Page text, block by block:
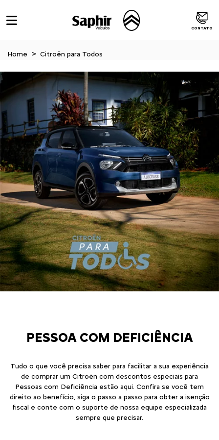
CONTATO
Home Citroën para Todos
PESSOA COM DEFICIÊNCIA
Tudo o que você precisa saber para facilitar a sua experiência
de comprar um Citroën com descontos especiais para
Pessoas com Deficiência estão aqui. Confira se você tem
direito ao benefício, siga o passo a passo para obter a isenção
fiscal e conte com o suporte de nossa equipe especializada
sempre que precisar.